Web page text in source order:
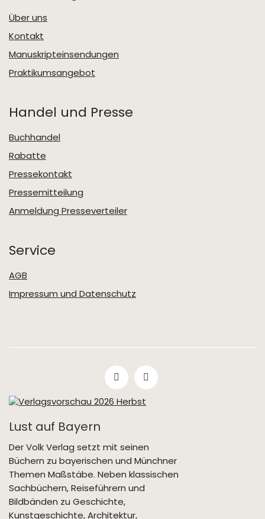
Über uns
Kontakt
Manuskripteinsendungen
Praktikumsangebot
Handel und Presse
Buchhandel
Rabatte
Pressekontakt
Pressemitteilung
Anmeldung Presseverteiler
Service
AGB
Impressum und Datenschutz
Lust auf Bayern
Der Volk Verlag setzt mit seinen
Büchern zu bayerischen und Münchner
Themen Maßstäbe. Neben klassischen
Sachbüchern, Reiseführern und
Bildbänden zu Geschichte,
Kunstgeschichte, Architektur,